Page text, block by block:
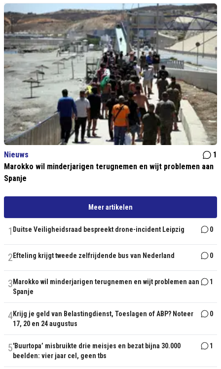
Nieuws
1
Marokko wil minderjarigen terugnemen en wijt problemen aan
Spanje
Meer artikelen
1 Duitse Veiligheidsraad bespreekt drone-incident Leipzig 0
2 Efteling krijgt tweede zelfrijdende bus van Nederland 0
3 Marokko wil minderjarigen terugnemen en wijt problemen aan
Spanje
1
4Krijg je geld van Belastingdienst, Toeslagen of ABP? Noteer
17, 20 en 24 augustus
0
5'Buurtopa’ misbruikte drie meisjes en bezat bijna 30.000
beelden: vier jaar cel, geen tbs
1